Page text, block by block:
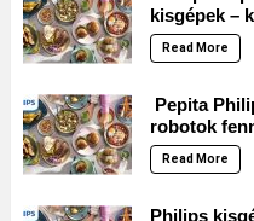
kisgépek –
Read More
Pepita
robotok
Read More
Philips